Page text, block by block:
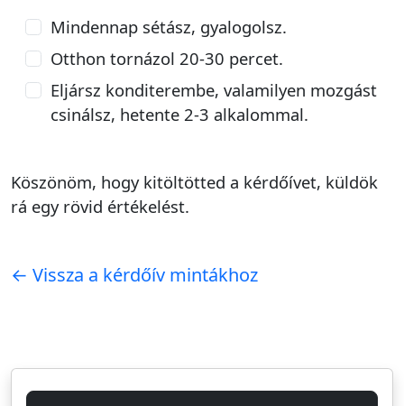
Mindennap sétász, gyalogolsz.
Otthon tornázol 20-30 percet.
Eljársz konditerembe, valamilyen mozgást
csinálsz, hetente 2-3 alkalommal.
Köszönöm, hogy kitöltötted a kérdőívet, küldök
rá egy rövid értékelést.
← Vissza a kérdőív mintákhoz